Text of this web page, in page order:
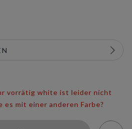
vorrätig white ist leider nicht
es mit einer anderen Farbe?